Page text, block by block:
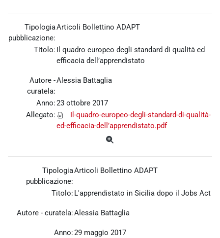
Tipologia
pubblicazione:
Articoli Bollettino ADAPT
Titolo: Il quadro europeo degli standard di qualità ed
efficacia dell’apprendistato
Autore -
curatela:
Alessia Battaglia
Anno:23 ottobre 2017
Allegato:
Il-quadro-europeo-degli-standard-di-qualità-
ed-efficacia-dell’apprendistato.pdf
Tipologia
pubblicazione:
Articoli Bollettino ADAPT
Titolo: L'apprendistato in Sicilia dopo il Jobs Act
Autore - curatela:Alessia Battaglia
Anno:29 maggio 2017